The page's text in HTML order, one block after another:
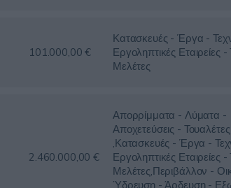
101.000,00 €
Κατασκευές - Έργα -
Εργοληπτικές Εταιρείες -
Μελέτες
2.460.000,00 €
Απορρίμματα - Λύματα -
Αποχετεύσεις - Τουαλέτες
,Κατασκευές - Έργα -
Εργοληπτικές Εταιρείες -
Μελέτες,Περιβάλλον -
Ύδρευση - Άρδευση -